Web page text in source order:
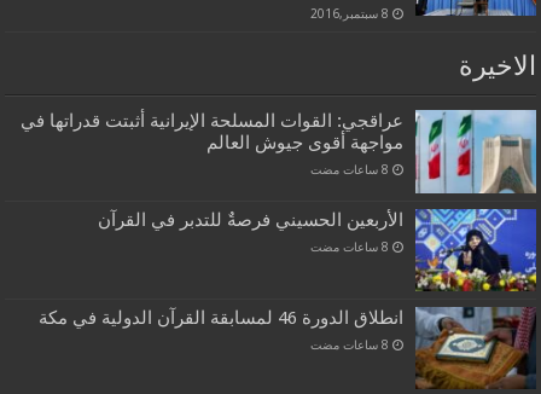
8 سبتمبر,2016
الاخيرة
عراقجي: القوات المسلحة الإيرانية أثبتت قدراتها في
مواجهة أقوى جيوش العالم
الأربعين الحسيني فرصةٌ للتدبر في القرآن
انطلاق الدورة 46 لمسابقة القرآن الدولية في مكة